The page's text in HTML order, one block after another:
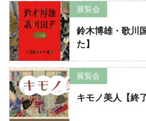
展覧会
鈴木博雄・歌川
た】
展覧会
キモノ美人【終